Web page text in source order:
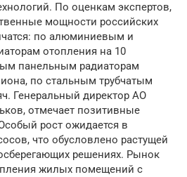
По оценкам экспертов,
мощности российских
по алюминиевым и
отопления на 10
панельным радиаторам
по стальным трубчатым
Генеральный директор АО
отмечает позитивные
рост ожидается в
что обусловлено растущей
решениях. Рынок
жилых помещений с